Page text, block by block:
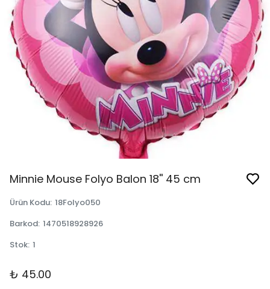
Minnie Mouse Folyo Balon 18'' 45 cm
Ürün Kodu: 18Folyo050
Barkod: 1470518928926
Stok: 1
₺ 45.00